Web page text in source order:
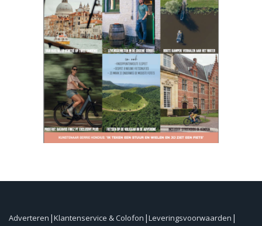
Adverteren Klantenservice & Colofon Leveringsvoorwaarden